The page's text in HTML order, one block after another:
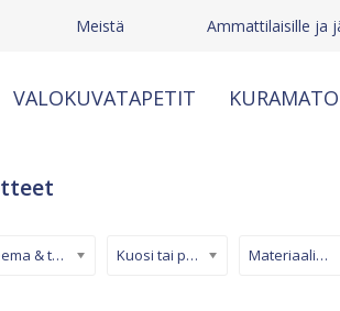
Meistä Ammattilaisille ja
VALOKUVATAPETIT
Teema & tyyli Kuosi tai pinta Materiaali/ tuotetyyppi